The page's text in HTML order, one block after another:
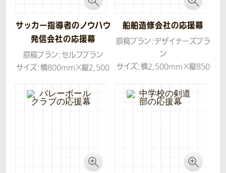
サッカー指導者のノウハウ
発信会社の応援幕
原稿プラン：セルフプラン
サイズ：横800mm×縦2,500
生地：ターポリン
船舶造修会社の応援幕
原稿プラン：デザイナーズプラ
ン
サイズ：横2,500mm×縦850
生地：トロマット